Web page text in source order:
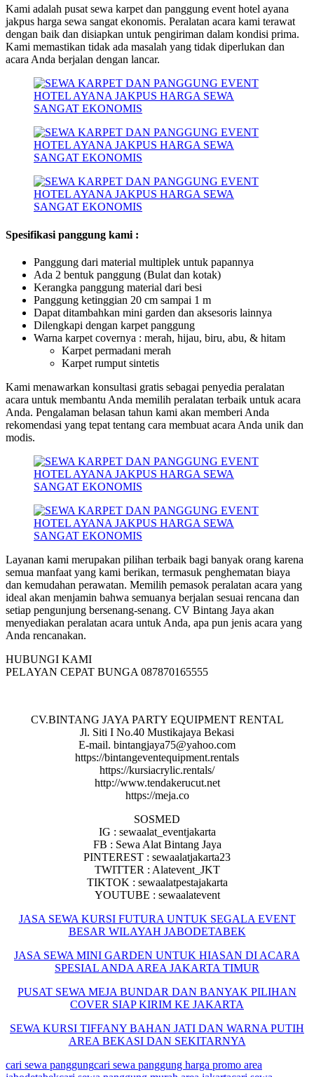
Kami adalah pusat sewa karpet dan panggung event hotel ayana
jakpus harga sewa sangat ekonomis. Peralatan acara kami terawat
dengan baik dan disiapkan untuk pengiriman dalam kondisi prima.
Kami memastikan tidak ada masalah yang tidak diperlukan dan
acara Anda berjalan dengan lancar.
Spesifikasi panggung kami :
Panggung dari material multiplek untuk papannya
Ada 2 bentuk panggung (Bulat dan kotak)
Kerangka panggung material dari besi
Panggung ketinggian 20 cm sampai 1 m
Dapat ditambahkan mini garden dan aksesoris lainnya
Dilengkapi dengan karpet panggung
Warna karpet covernya : merah, hijau, biru, abu, & hitam
Karpet permadani merah
Karpet rumput sintetis
Kami menawarkan konsultasi gratis sebagai penyedia peralatan
acara untuk membantu Anda memilih peralatan terbaik untuk acara
Anda. Pengalaman belasan tahun kami akan memberi Anda
rekomendasi yang tepat tentang cara membuat acara Anda unik dan
modis.
Layanan kami merupakan pilihan terbaik bagi banyak orang karena
semua manfaat yang kami berikan, termasuk penghematan biaya
dan kemudahan perawatan. Memilih pemasok peralatan acara yang
ideal akan menjamin bahwa semuanya berjalan sesuai rencana dan
setiap pengunjung bersenang-senang. CV Bintang Jaya akan
menyediakan peralatan acara untuk Anda, apa pun jenis acara yang
Anda rencanakan.
HUBUNGI KAMI
PELAYAN CEPAT BUNGA 087870165555
CV.BINTANG JAYA PARTY EQUIPMENT RENTAL
Jl. Siti I No.40 Mustikajaya Bekasi
E-mail. bintangjaya75@yahoo.com
https://bintangeventequipment.rentals
https://kursiacrylic.rentals/
http://www.tendakerucut.net
https://meja.co
SOSMED
IG : sewaalat_eventjakarta
FB : Sewa Alat Bintang Jaya
PINTEREST : sewaalatjakarta23
TWITTER : Alatevent_JKT
TIKTOK : sewaalatpestajakarta
YOUTUBE : sewaalatevent
JASA SEWA KURSI FUTURA UNTUK SEGALA EVENT
BESAR WILAYAH JABODETABEK
JASA SEWA MINI GARDEN UNTUK HIASAN DI ACARA
SPESIAL ANDA AREA JAKARTA TIMUR
PUSAT SEWA MEJA BUNDAR DAN BANYAK PILIHAN
COVER SIAP KIRIM KE JAKARTA
SEWA KURSI TIFFANY BAHAN JATI DAN WARNA PUTIH
AREA BEKASI DAN SEKITARNYA
cari sewa panggungcari sewa panggung harga promo area